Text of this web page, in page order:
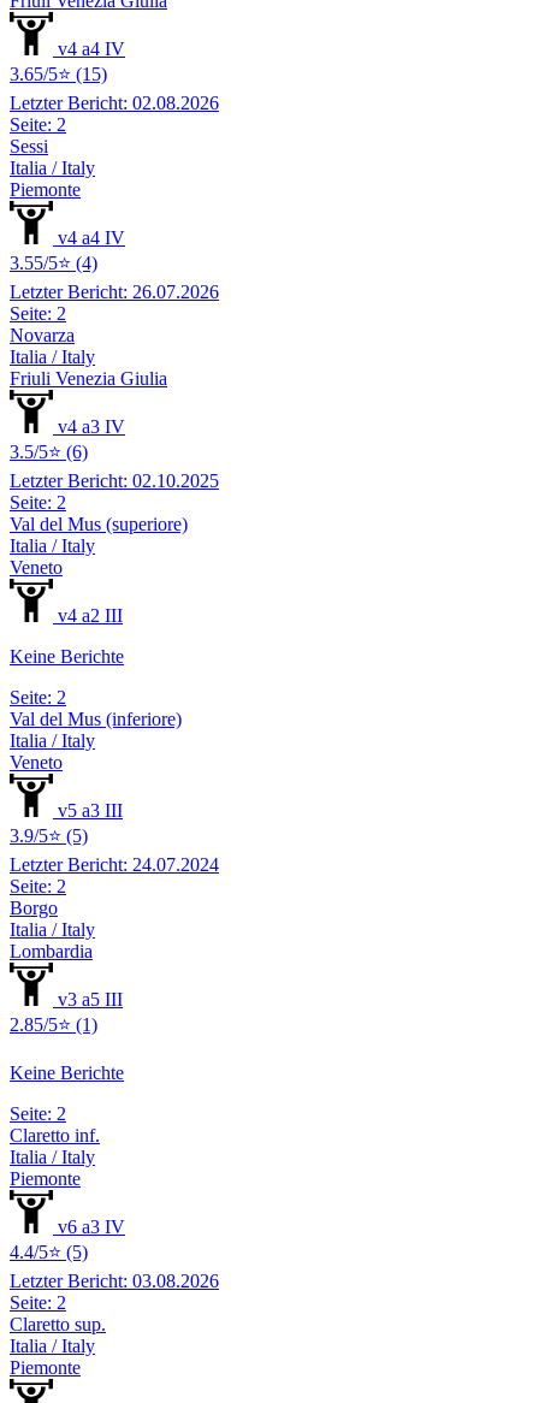
v4 a4 IV
3.65/5⭐ (15)
Letzter Bericht: 02.08.2026
Seite: 2
Sessi
Italia / Italy
Piemonte
v4 a4 IV
3.55/5⭐ (4)
Letzter Bericht: 26.07.2026
Seite: 2
Novarza
Italia / Italy
Friuli Venezia Giulia
v4 a3 IV
3.5/5⭐ (6)
Letzter Bericht: 02.10.2025
Seite: 2
Val del Mus (superiore)
Italia / Italy
Veneto
v4 a2 III
Keine Berichte
Seite: 2
Val del Mus (inferiore)
Italia / Italy
Veneto
v5 a3 III
3.9/5⭐ (5)
Letzter Bericht: 24.07.2024
Seite: 2
Borgo
Italia / Italy
Lombardia
v3 a5 III
2.85/5⭐ (1)
Keine Berichte
Seite: 2
Claretto inf.
Italia / Italy
Piemonte
v6 a3 IV
4.4/5⭐ (5)
Letzter Bericht: 03.08.2026
Seite: 2
Claretto sup.
Italia / Italy
Piemonte